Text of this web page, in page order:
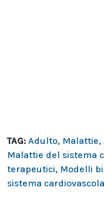
TAG: Adulto, Malattie,
Malattie del sistema
terapeutici, Modelli
sistema